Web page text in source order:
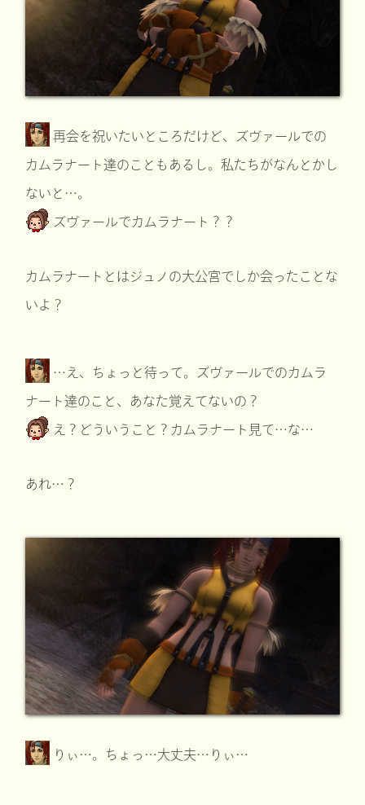
再会を祝いたいところだけど、ズヴァールでの
カムラナート達のこともあるし。私たちがなんとかし
ないと…。
ズヴァールでカムラナート？？
カムラナートとはジュノの大公宮でしか会ったことな
いよ？
…え、ちょっと待って。ズヴァールでのカムラ
ナート達のこと、あなた覚えてないの？
え？どういうこと？カムラナート見て…な…
あれ…？
りぃ…。ちょっ…大丈夫…りぃ…